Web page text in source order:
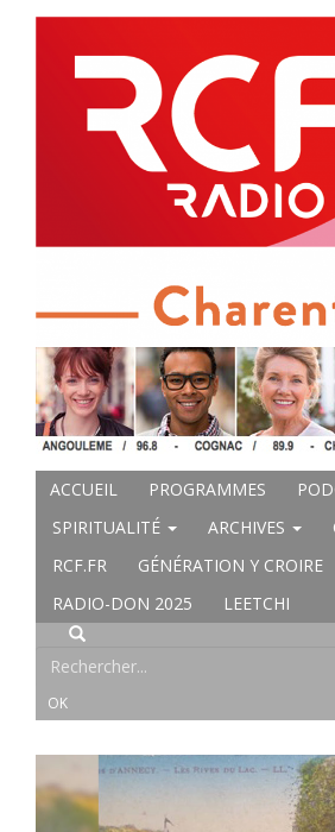
ACCUEIL PROGRAMMES
SPIRITUALITÉ
ARCHIVES
RCF.FR
GÉNÉRATION Y CROIRE
RADIO-DON 2025
LEETCHI